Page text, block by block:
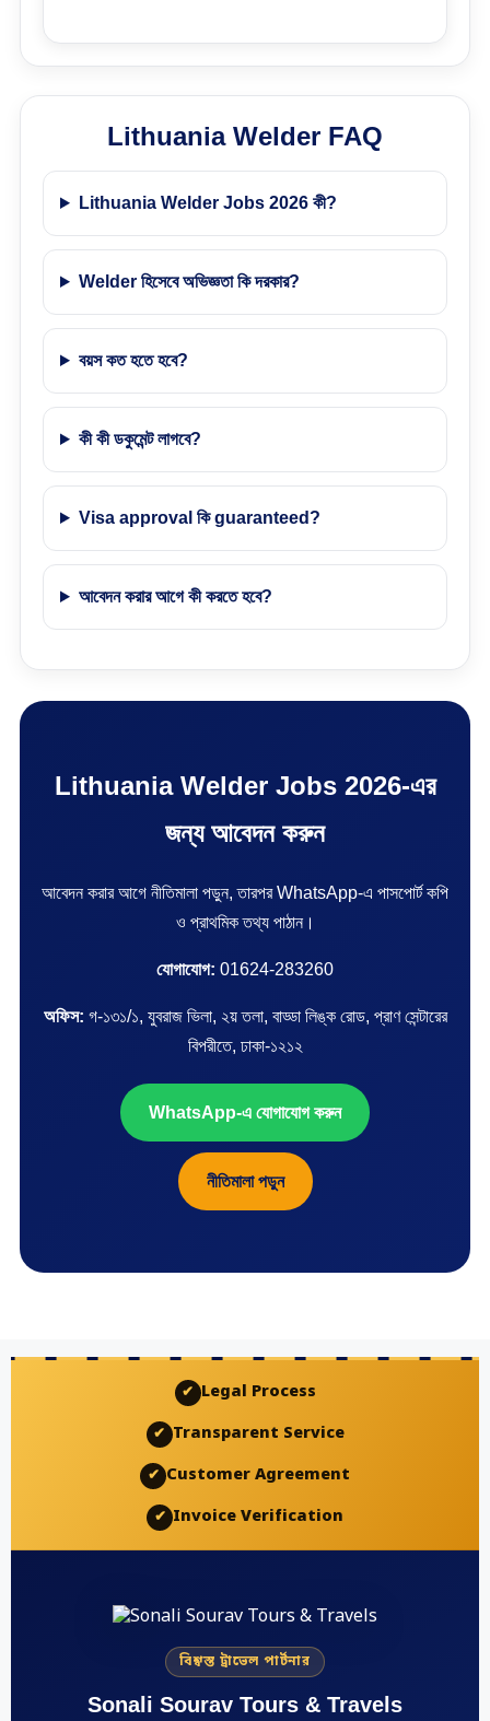
Lithuania Welder FAQ
Lithuania Welder Jobs 2026 কী?
Welder হিসেবে অভিজ্ঞতা কি দরকার?
বয়স কত হতে হবে?
কী কী ডকুমেন্ট লাগবে?
Visa approval কি guaranteed?
আবেদন করার আগে কী করতে হবে?
Lithuania Welder Jobs 2026-এর
জন্য আবেদন করুন
আবেদন করার আগে নীতিমালা পড়ুন, তারপর WhatsApp-এ পাসপোর্ট কপি
ও প্রাথমিক তথ্য পাঠান।
যোগাযোগ: 01624-283260
অফিস: গ-১৩১/১, যুবরাজ ভিলা, ২য় তলা, বাড্ডা লিঙ্ক রোড, প্রাণ সেন্টারের
বিপরীতে, ঢাকা-১২১২
WhatsApp-এ যোগাযোগ করুন
নীতিমালা পড়ুন
✔ Legal Process
✔ Transparent Service
✔ Customer Agreement
✔ Invoice Verification
বিশ্বস্ত ট্রাভেল পার্টনার
Sonali Sourav Tours & Travels